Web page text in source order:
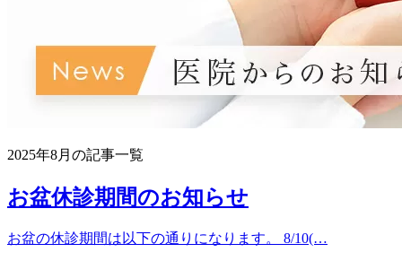
2025年8月の記事一覧
お盆休診期間のお知らせ
お盆の休診期間は以下の通りになります。 8/10(…